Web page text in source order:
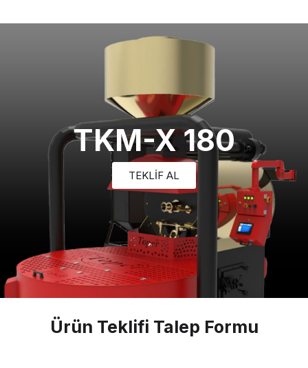
TKM-X 180
TEKLİF AL
Ürün Teklifi Talep Formu